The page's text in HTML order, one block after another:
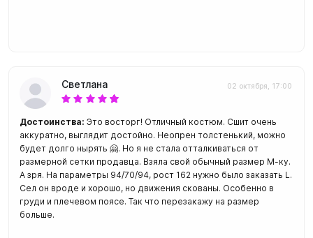
Светлана 02 октября, 17:00
Достоинства: Это восторг! Отличный костюм. Сшит очень
аккуратно, выглядит достойно. Неопрен толстенький, можно
будет долго нырять 🤗. Но я не стала отталкиваться от
размерной сетки продавца. Взяла свой обычный размер М-ку.
А зря. На параметры 94/70/94, рост 162 нужно было заказать L.
Сел он вроде и хорошо, но движения скованы. Особенно в
груди и плечевом поясе. Так что перезакажу на размер
больше.